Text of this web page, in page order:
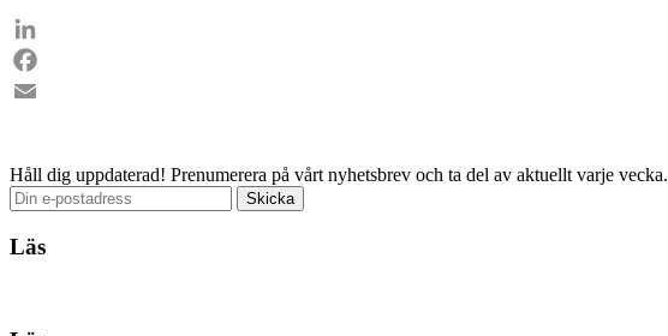
LinkedIn
Facebook
Håll dig uppdaterad! Prenumerera på vårt nyhetsbrev och ta del av aktuellt varje vecka.
Läs